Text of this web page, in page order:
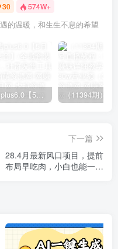
30 574W+
的温暖，和生生不息的希望
私域发售plus6.0【5月份线下课录音】/全域套装sop流程包，社群发售工具套装模型
下一篇
28.4月最新风口项目，提前
布局早吃肉，小白也能一天